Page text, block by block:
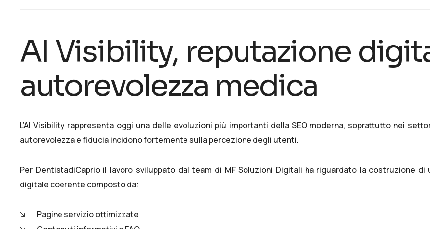
AI Visibility, reputazione
autorevolezza medica
L’AI Visibility rappresenta oggi una delle evoluzioni più importanti della SEO moderna, soprattutto nei
autorevolezza e fiducia incidono fortemente sulla percezione degli utenti.
Per DentistadiCaprio il lavoro sviluppato dal team di MF Soluzioni Digitali ha riguardato la costruzione di
digitale coerente composto da:
Pagine servizio ottimizzate